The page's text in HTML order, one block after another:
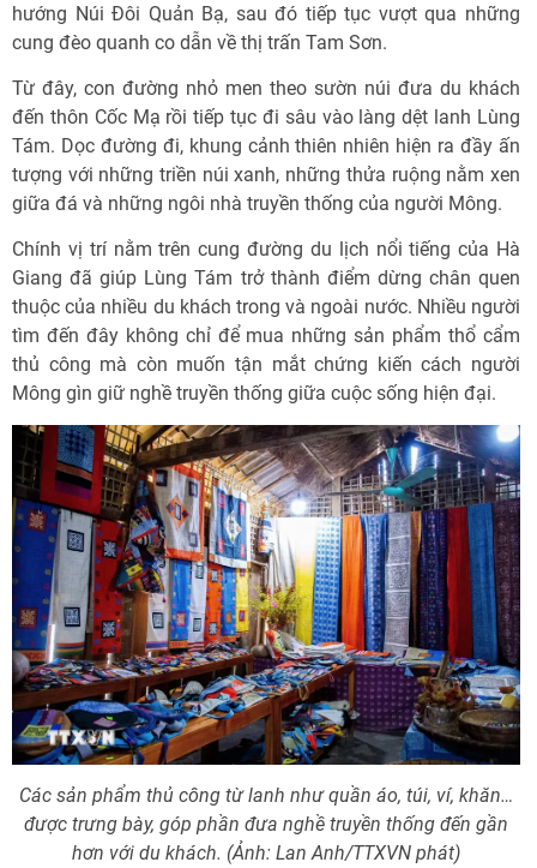
hướng Núi Đôi Quản Bạ, sau đó tiếp tục vượt qua những
cung đèo quanh co dẫn về thị trấn Tam Sơn.
Từ đây, con đường nhỏ men theo sườn núi đưa du khách
đến thôn Cốc Mạ rồi tiếp tục đi sâu vào làng dệt lanh Lùng
Tám. Dọc đường đi, khung cảnh thiên nhiên hiện ra đầy ấn
tượng với những triền núi xanh, những thửa ruộng nằm xen
giữa đá và những ngôi nhà truyền thống của người Mông.
Chính vị trí nằm trên cung đường du lịch nổi tiếng của Hà
Giang đã giúp Lùng Tám trở thành điểm dừng chân quen
thuộc của nhiều du khách trong và ngoài nước. Nhiều người
tìm đến đây không chỉ để mua những sản phẩm thổ cẩm
thủ công mà còn muốn tận mắt chứng kiến cách người
Mông gìn giữ nghề truyền thống giữa cuộc sống hiện đại.
Các sản phẩm thủ công từ lanh như quần áo, túi, ví, khăn…
được trưng bày, góp phần đưa nghề truyền thống đến gần
hơn với du khách. (Ảnh: Lan Anh/TTXVN phát)